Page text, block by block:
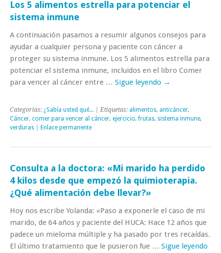
Los 5 alimentos estrella para potenciar el
sistema inmune
A continuación pasamos a resumir algunos consejos para
ayudar a cualquier persona y paciente con cáncer a
proteger su sistema inmune. Los 5 alimentos estrella para
potenciar el sistema inmune, incluidos en el libro Comer
para vencer al cáncer entre … Sigue leyendo →
Categorías: ¿Sabía usted qué... | Etiquetas: alimentos, anticáncer,
Cáncer, comer para vencer al cáncer, ejercicio,frutas, sistema inmune,
verduras
Enlace permanente
Consulta a la doctora: «Mi marido ha perdido
4 kilos desde que empezó la quimioterapia.
¿Qué alimentación debe llevar?»
Hoy nos escribe Yolanda: «Paso a exponerle el caso de mi
marido, de 64 años y paciente del HUCA: Hace 12 años que
padece un mieloma múltiple y ha pasado por tres recaídas.
El último tratamiento que le pusieron fue … Sigue leyendo